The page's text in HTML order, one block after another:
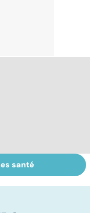
: faire face
santé